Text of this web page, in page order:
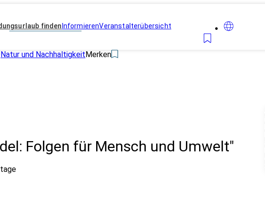
finden InformierenVeranstalterübersicht
Natur und NachhaltigkeitMerken
Folgen für Mensch und Umwelt"